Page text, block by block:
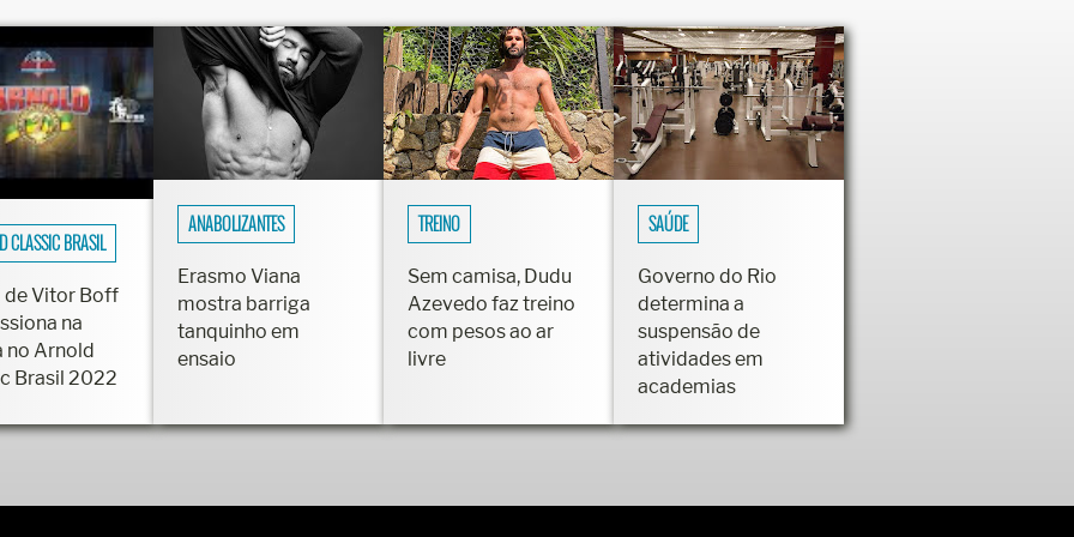
CLASSIC BRASIL
de Vitor Boff
na
no Arnold
Brasil 2022
ANABOLIZANTES
Erasmo Viana
mostra barriga
tanquinho em
ensaio
TREINO
Sem camisa, Dudu
Azevedo faz treino
com pesos ao ar
livre
SAÚDE
Governo do Rio
determina a
suspensão de
atividades em
academias